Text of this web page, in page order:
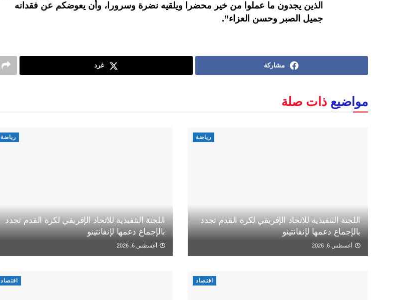
الذين يجدون ما عملوا من خير محضرا ويلقيه نضرة وسرورا، وأن يعوضكم عن فقدانه
جميل الصبر وحسن العزاء”.
مشاركة غرد
مواضيع ذات صلة
رياضة
اللجنة التنفيذية للاتحاد الإفريقي لكرة القدم تجدد
بالإجماع دعمها لإنفانتينو
أغسطس 6, 2026
رياضة
اللجنة التنفيذية للاتحاد الإفريقي لكرة القدم تجدد
بالإجماع دعمها لإنفانتينو
أغسطس 6, 2026
اقتصاد اقتصاد